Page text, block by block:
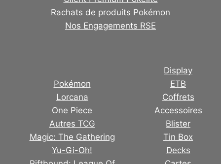
Rachats de produits Pokémon
Nos Engagements RSE
Pokémon
Lorcana
One Piece
Autres TCG
Magic: The Gathering
Yu-Gi-Oh!
Display
ETB
Coffrets
Accessoires
Blister
Tin Box
Decks